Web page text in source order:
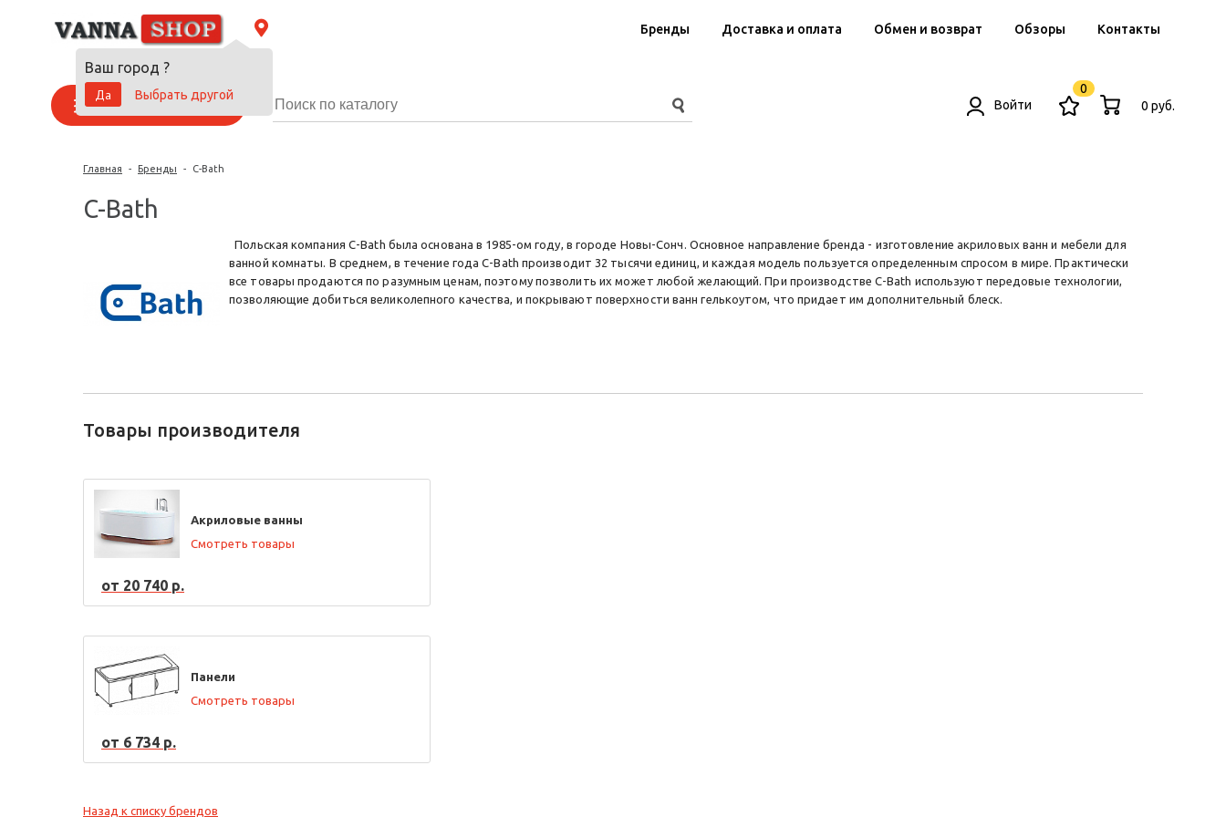
Ваш город ?
Да
Выбрать другой
Бренды Доставка и оплата Обмен и возврат Обзоры Контакты
Каталог товаров Войти
0
0 руб.
Главная - Бренды - C-Bath
C-Bath
Польская компания C-Bath была основана в 1985-ом году, в городе Новы-Сонч. Основное направление бренда - изготовление акриловых ванн и мебели для
ванной комнаты. В среднем, в течение года C-Bath производит 32 тысячи единиц, и каждая модель пользуется определенным спросом в мире. Практически
все товары продаются по разумным ценам, поэтому позволить их может любой желающий. При производстве C-Bath используют передовые технологии,
позволяющие добиться великолепного качества, и покрывают поверхности ванн гелькоутом, что придает им дополнительный блеск.
Товары производителя
Акриловые ванны
Смотреть товары
от 20 740 р.
Панели
Смотреть товары
от 6 734 р.
Назад к списку брендов